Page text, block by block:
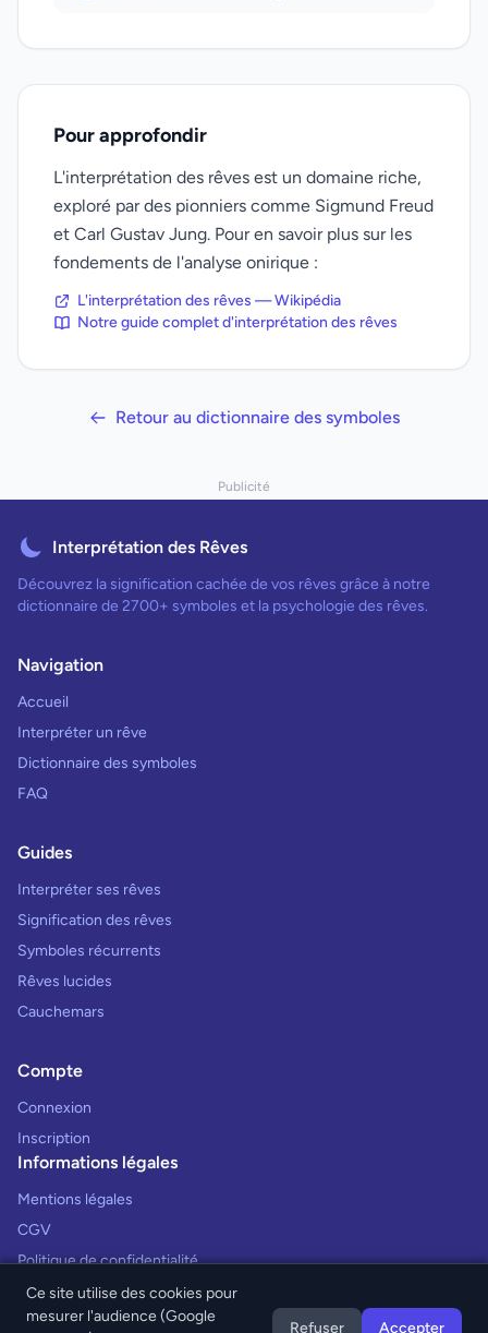
Pour approfondir
L'interprétation des rêves est un domaine riche,
exploré par des pionniers comme Sigmund Freud
et Carl Gustav Jung. Pour en savoir plus sur les
fondements de l'analyse onirique :
L'interprétation des rêves — Wikipédia
Notre guide complet d'interprétation des rêves
Retour au dictionnaire des symboles
Publicité
Interprétation des Rêves
Découvrez la signification cachée de vos rêves grâce à notre
dictionnaire de 2700+ symboles et la psychologie des rêves.
Navigation
Accueil
Interpréter un rêve
Dictionnaire des symboles
FAQ
Guides
Interpréter ses rêves
Signification des rêves
Symboles récurrents
Rêves lucides
Cauchemars
Compte
Connexion
Inscription
Informations légales
Mentions légales
CGV
Politique de confidentialité
Ce site utilise des cookies pour
mesurer l'audience (Google
Refuser Accepter